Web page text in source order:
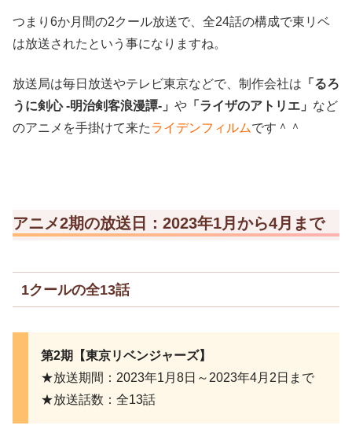
つまり6か月間の2クール放送で、全24話の構成で東リベ
は放送されたという事になりますね。
放送局は毎日放送やテレビ東京などで、制作会社は 「るろ
うに剣心 -明治剣客浪漫譚-」 や 「ライザのアトリエ」 など
のアニメを手掛けて来たライデンフィルムです＾＾
アニメ2期の放送日：2023年1月から4月まで
1クールの全13話
第2期【東京リベンジャーズ】
★放送期間：2023年1月8日～2023年4月2日まで
★放送話数：全13話